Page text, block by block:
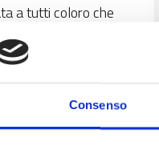
Consenso
a tutti coloro che
della formazione